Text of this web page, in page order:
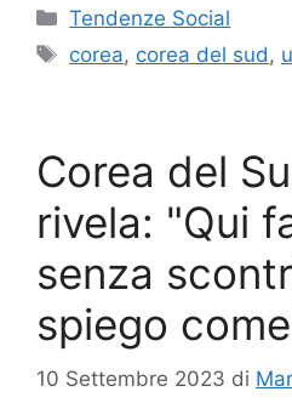
Categorie
Tendenze Social
Tag
corea, corea del sud,
Corea del
rivela: "Qui
senza
spiego
10 Settembre 2023 di